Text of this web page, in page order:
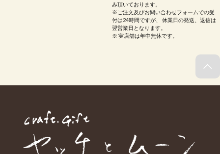
み頂いております。
※ご注文及びお問い合わせフォームでの受
付は24時間ですが、 休業日の発送、返信は
翌営業日となります。
※ 実店舗は年中無休です。